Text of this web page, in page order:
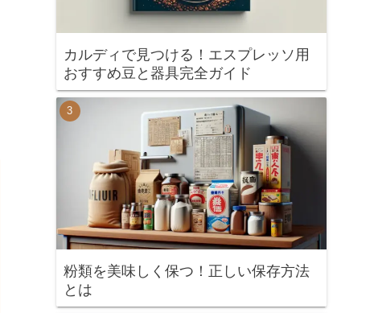
カルディで見つける！エスプレッソ用
おすすめ豆と器具完全ガイド
粉類を美味しく保つ！正しい保存方法
とは